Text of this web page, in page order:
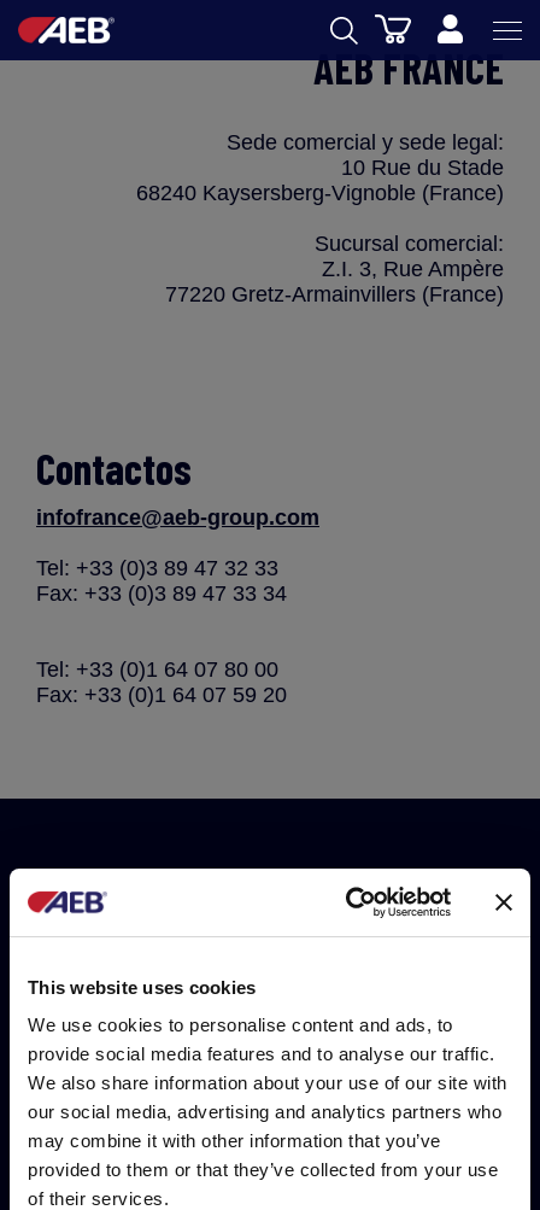
This website uses cookies
We use cookies to personalise content and ads, to
provide social media features and to analyse our traffic.
We also share information about your use of our site with
our social media, advertising and analytics partners who
may combine it with other information that you’ve
provided to them or that they’ve collected from your use
of their services.
ES
Cesta
AEB FRANCE
Sede comercial y sede legal:
10 Rue du Stade
68240 Kaysersberg-Vignoble (France)
Sucursal comercial:
Z.I. 3, Rue Ampère
77220 Gretz-Armainvillers (France)
Contactos
infofrance@aeb-group.com
Tel: +33 (0)3 89 47 32 33
Fax: +33 (0)3 89 47 33 34
Tel: +33 (0)1 64 07 80 00
Fax: +33 (0)1 64 07 59 20
¿Quiere estar informado de
todas las novedades,
acciones y eventos de
Grupo? Suscribirse a nuestro
newsletter!
Suscríbase al boletín